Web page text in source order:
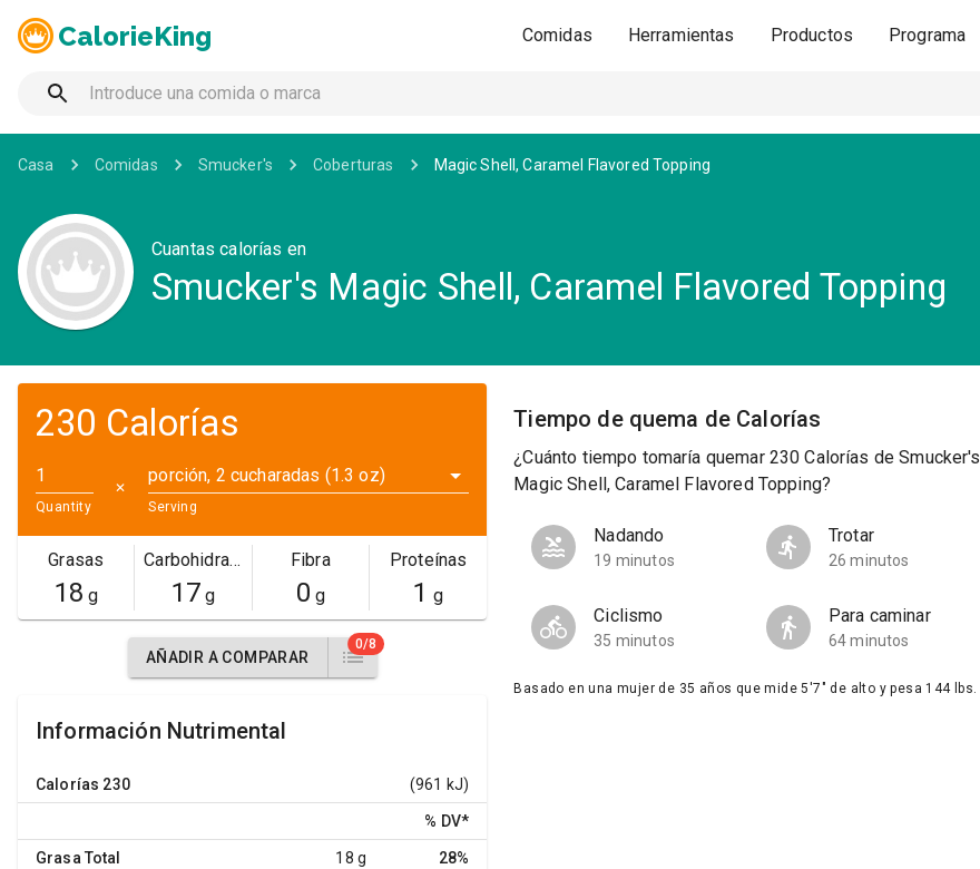
CalorieKing Comidas Herramientas Productos Programa
Casa Comidas Smucker's Coberturas Magic Shell, Caramel Flavored Topping
Cuantas calorías en
Smucker's Magic Shell, Caramel Flavored Topping
230 Calorías
Quantity
✕
porción, 2 cucharadas (1.3 oz)
Serving
Grasas
18 g
Carbohidratos
17 g
Fibra
0 g
Proteínas
1 g
AÑADIR A COMPARAR
0/8
Información Nutrimental
Calorías 230 (961 kJ)
% DV*
Grasa Total 18 g 28%
Tiempo de quema de Calorías
¿Cuánto tiempo tomaría quemar 230 Calorías de Smucker's
Magic Shell, Caramel Flavored Topping?
Nadando
19 minutos
Trotar
26 minutos
Ciclismo
35 minutos
Para caminar
64 minutos
Basado en una mujer de 35 años que mide 5'7" de alto y pesa 144 lbs.